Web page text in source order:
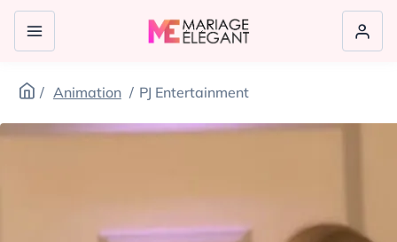
Animation PJ Entertainment